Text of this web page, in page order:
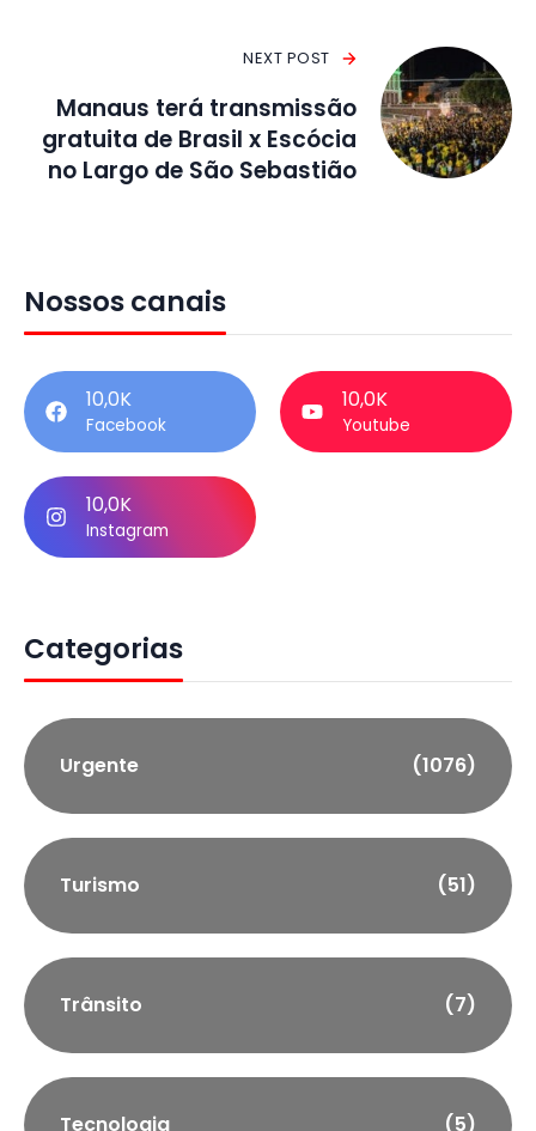
NEXT POST
Manaus terá transmissão
gratuita de Brasil x Escócia
no Largo de São Sebastião
Nossos canais
10,0K
Facebook
10,0K
Youtube
10,0K
Instagram
Categorias
Urgente (1076)
Turismo (51)
Trânsito (7)
Tecnologia (5)